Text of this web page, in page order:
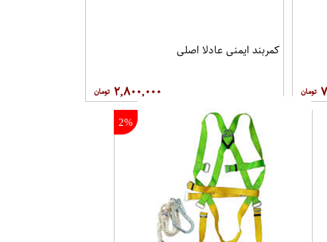
کمربند ایمنی عادلا اصلی
۲,۸۰۰,۰۰۰
2%